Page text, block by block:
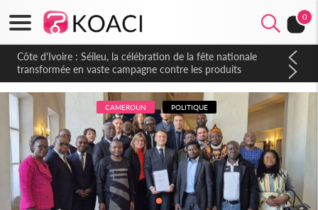
0
Côte d'Ivoire : Séileu, la célébration de la fête nationale
transformée en vaste campagne contre les produits
dépigmentants dangereux
CAMEROUN POLITIQUE